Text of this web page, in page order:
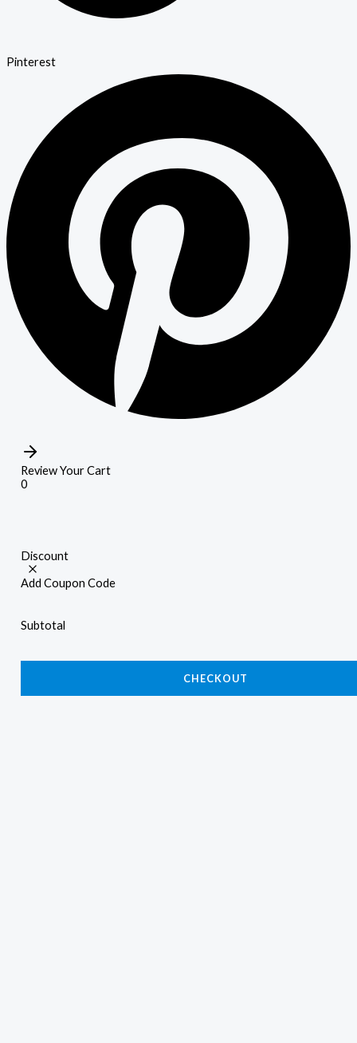
Pinterest
Review Your Cart
0
Discount
Add Coupon Code
Subtotal
CHECKOUT